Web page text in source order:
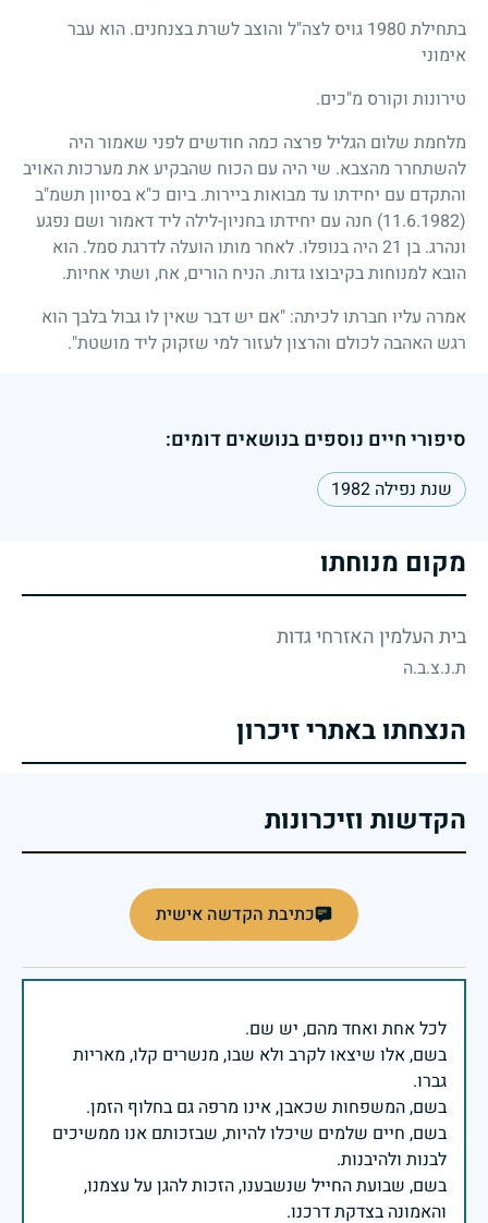
בתחילת 1980 גויס לצה"ל והוצב לשרת בצנחנים. הוא עבר
אימוני
טירונות וקורס מ"כים.
מלחמת שלום הגליל פרצה כמה חודשים לפני שאמור היה
להשתחרר מהצבא. שי היה עם הכוח שהבקיע את מערכות האויב
והתקדם עם יחידתו עד מבואות ביירות. ביום כ"א בסיוון תשמ"ב
(11.6.1982)
חנה עם יחידתו בחניון-לילה ליד דאמור ושם נפגע
ונהרג. בן 21היה בנופלו. לאחר מותו הועלה לדרגת סמל. הוא
הובא למנוחות בקיבוצו גדות. הניח הורים, אח, ושתי אחיות.
אמרה עליו חברתו לכיתה: "אם יש דבר שאין לו גבול בלבך הוא
רגש האהבה לכולם והרצון לעזור למי שזקוק ליד מושטת".
סיפורי חיים נוספים בנושאים דומים:
שנת נפילה 1982
מקום מנוחתו
בית העלמין האזרחי גדות
ת.נ.צ.ב.ה
הנצחתו באתרי זיכרון
הקדשות וזיכרונות
כתיבת הקדשה אישית
בשם, אלו שיצאו לקרב ולא שבו, מנשרים קלו, מאריות
בשם, חיים שלמים שיכלו להיות, שבזכותם אנו ממשיכים
בשם, שבועת החייל שנשבענו, הזכות להגן על עצמנו,